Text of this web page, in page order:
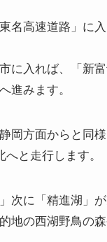
名高速道路」に
に入れば、「新
進みます。
岡方面からと同
へと走行します。
次に「精進湖」が
地の西湖野鳥の